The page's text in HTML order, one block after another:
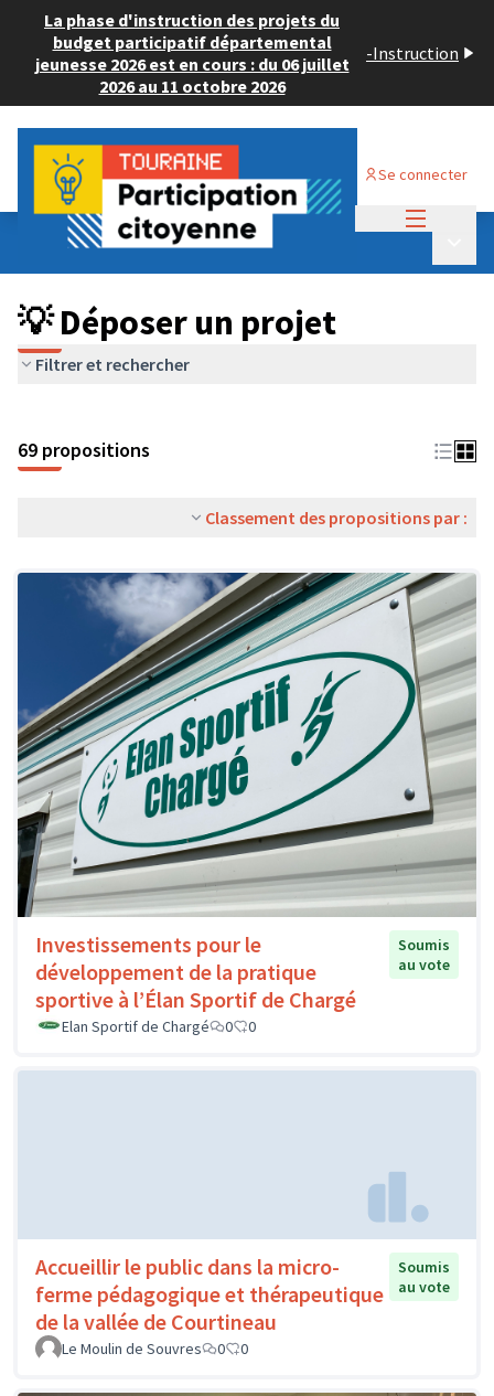
La phase d'instruction des projets du
budget participatif départemental
jeunesse 2026 est en cours : du 06 juillet
2026 au 11 octobre 2026
-Instruction
Se connecter
Budget Participatif ADULTE 2024
💡 Déposer un projet
💡 Déposer un projet
Filtrer et rechercher
69 propositions
Classement des propositions par :
Investissements pour le
développement de la pratique
sportive à l’Élan Sportif de Chargé
Soumis
au vote
Elan Sportif de Chargé 0 0
Accueillir le public dans la micro-
ferme pédagogique et thérapeutique
de la vallée de Courtineau
Soumis
au vote
Le Moulin de Souvres 0 0